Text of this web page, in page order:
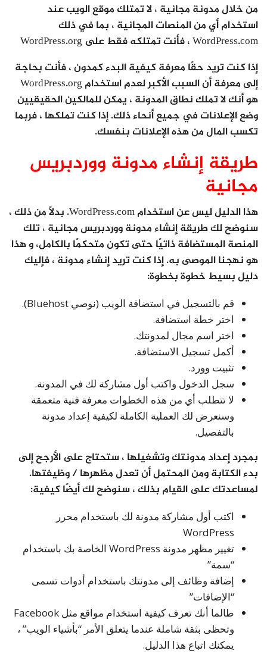
من خلال مدونة مجانية ، لا تمتلك موقع الويب عند
استخدام أي من المنصات المجانية ، بما في ذلك
WordPress.com ، فأنت تمتلكه فقط على WordPress.org
إذا كنت تريد حقًا معرفة كيفية البدء كمدون ، فأنت بحاجة
إلى معرفة أن السبب الأكبر لعدم استخدام WordPress.org
هو أنك لا تملك نطاق المدونة ، يمكن للمالكين الحقيقيين
وضع الإعلانات في جميع أنحاء ذلك. إذا كنت تملكها ، فربما
تكسب المال من هذه الإعلانات بنفسك.
طريقة إنشاء مدونة ووردبريس
مجانية
هذا الدليل ليس عن استخدام WordPress.com. بدلاً من ذلك ،
سنوضح لك طريقة إنشاء مدونة ووردبريس مجانية ، تلك
المنصة المستضافة ذاتيًا حتى تكون متحكمًا بالكامل، و هذا
هو نهجنا الموصى به. إذا كنت تريد إنشاء مدونة ، فإليك
دليل بسيط خطوة بخطوة:
قم بالتسجيل في استضافة الويب (نوصي Bluehost).
اختر خطة استضافة.
اختر اسم مجال لمدونتك.
أكمل تسجيل الاستضافة.
تثبيت وورد.
سجل الدخول واكتب أول مشاركة لك في المدونة.
لا تتطلب أي من هذه الخطوات معرفة فنية متعمقة
وسنعرض لك العملية الكاملة لكيفية إعداد مدونة
بالتفصيل.
بمجرد إعداد مدونتك وتشغيلها ، ستحتاج على الأرجح إلى
بدء الكتابة ومن المحتمل أن تعدل مظهرها / وظيفتها.
لمساعدتك على القيام بذلك ، سنوضح لك أيضًا كيفية:
اكتب أول مشاركة مدونة لك باستخدام محرر
WordPress
تغيير مظهر مدونة WordPress الخاصة بك باستخدام
“سمة”
إضافة وظائف إلى مدونتك باستخدام أدوات تسمى
“الإضافات”
طالما أنك تعرف كيفية استخدام مواقع مثل Facebook
وتحظى بثقة شاملة عندما يتعلق الأمر “بأشياء الويب” ،
يمكنك اتباع هذا الدليل.